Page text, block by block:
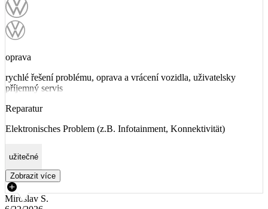
oprava
rychlé řešení problému, oprava a vrácení vozidla, uživatelsky
příjemný servis
Reparatur
Elektronisches Problem (z.B. Infotainment, Konnektivität)
užitečné
Zobrazit více
Miroslav S.